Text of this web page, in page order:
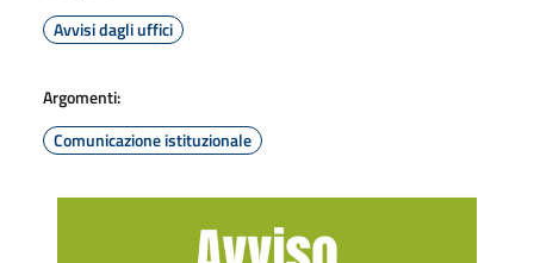
Avvisi dagli uffici
Argomenti:
Comunicazione istituzionale